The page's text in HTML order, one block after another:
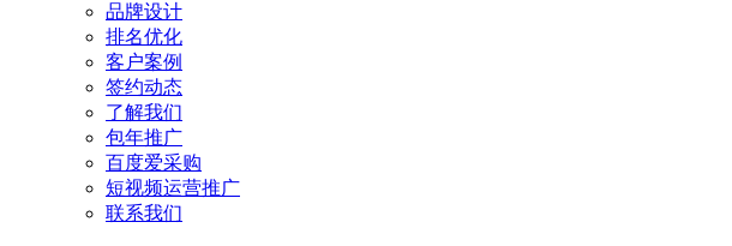
品牌设计
排名优化
客户案例
签约动态
了解我们
包年推广
百度爱采购
短视频运营推广
联系我们